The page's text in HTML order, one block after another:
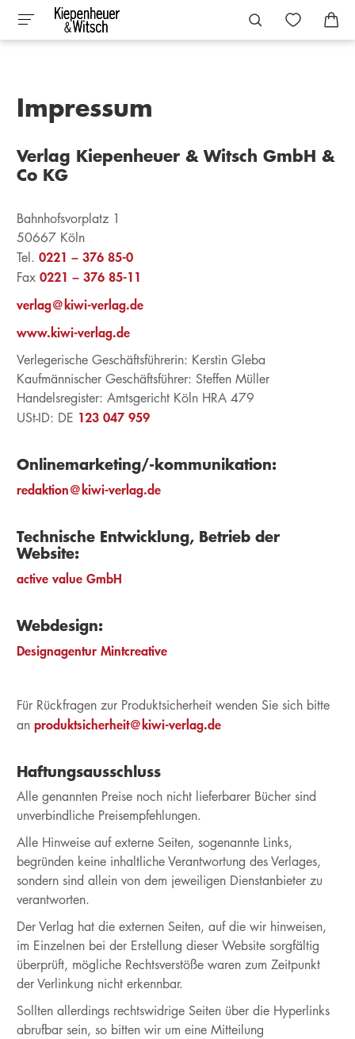
Impressum
Verlag Kiepenheuer & Witsch GmbH &
Co KG
Bahnhofsvorplatz 1
50667 Köln
Tel. 0221 – 376 85-0
Fax 0221 – 376 85-11
verlag@kiwi-verlag.de
www.kiwi-verlag.de
Verlegerische Geschäftsführerin: Kerstin Gleba
Kaufmännischer Geschäftsführer: Steffen Müller
Handelsregister: Amtsgericht Köln HRA 479
USt-ID: DE 123 047 959
Onlinemarketing/-kommunikation:
redaktion@kiwi-verlag.de
Technische Entwicklung, Betrieb der
Website:
active value GmbH
Webdesign:
Designagentur Mintcreative
Für Rückfragen zur Produktsicherheit wenden Sie sich bitte
an produktsicherheit@kiwi-verlag.de
Haftungsausschluss
Alle genannten Preise noch nicht lieferbarer Bücher sind
unverbindliche Preisempfehlungen.
Alle Hinweise auf externe Seiten, sogenannte Links,
begründen keine inhaltliche Verantwortung des Verlages,
sondern sind allein von dem jeweiligen Dienstanbieter zu
verantworten.
Der Verlag hat die externen Seiten, auf die wir hinweisen,
im Einzelnen bei der Erstellung dieser Website sorgfältig
überprüft, mögliche Rechtsverstöße waren zum Zeitpunkt
der Verlinkung nicht erkennbar.
Sollten allerdings rechtswidrige Seiten über die Hyperlinks
abrufbar sein, so bitten wir um eine Mitteilung